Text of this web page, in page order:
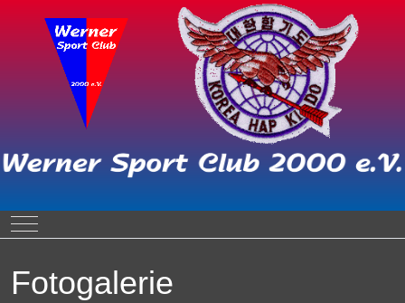
Mobile Menu Toggle
Fotogalerie